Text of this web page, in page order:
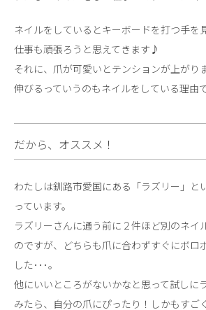
ネイルをしているとキーボードを打つ手を
仕事も頑張ろうと思えてきます♪
それに、爪が可愛いとテンションが上がり
伸びるっていうのもネイルをしている理由
だから、オススメ！
わたしは釧路市愛国にある「ラズリー」と
っています。
ラズリーさんに通う前に２件ほど別のネイ
のですが、どちらも爪に合わずすぐにボロ
した･･･。
他にいいところがないかなと思って試しに
みたら、自分の爪にぴったり！しかもすご